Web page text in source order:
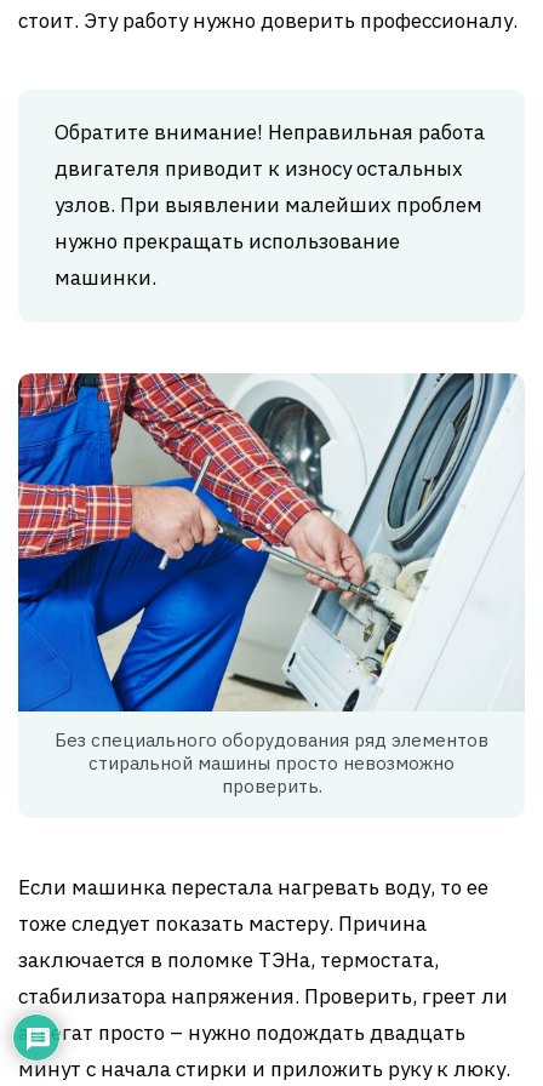
стоит. Эту работу нужно доверить профессионалу.
Обратите внимание! Неправильная работа
двигателя приводит к износу остальных
узлов. При выявлении малейших проблем
нужно прекращать использование
машинки.
Без специального оборудования ряд элементов
стиральной машины просто невозможно
проверить.
Если машинка перестала нагревать воду, то ее
тоже следует показать мастеру. Причина
заключается в поломке ТЭНа, термостата,
стабилизатора напряжения. Проверить, греет ли
агрегат просто – нужно подождать двадцать
минут с начала стирки и приложить руку к люку.